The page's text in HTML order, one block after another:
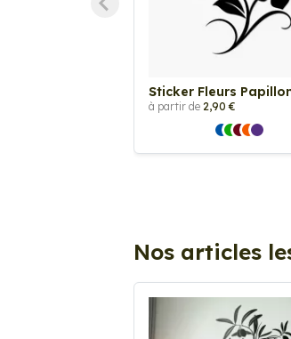
Sticker Fleurs
à partir de 2,90 €
Nos articles